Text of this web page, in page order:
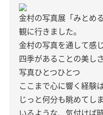
金村の写真展「みとめる
観に行きました。
金村の写真を通して感
四季があることの美しさ
写真ひとつひとつ
ここまで心に響く経験
じっと何分も眺めてし